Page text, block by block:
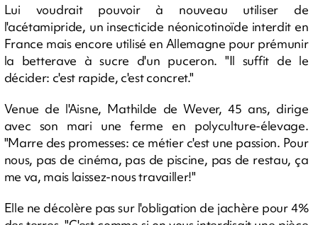
Lui voudrait pouvoir à nouveau utiliser de
l'acétamipride, un insecticide néonicotinoïde interdit en
France mais encore utilisé en Allemagne pour prémunir
la betterave à sucre d'un puceron. "Il suffit de le
décider: c'est rapide, c'est concret."
Venue de l'Aisne, Mathilde de Wever, 45 ans, dirige
avec son mari une ferme en polyculture-élevage.
"Marre des promesses: ce métier c'est une passion. Pour
nous, pas de cinéma, pas de piscine, pas de restau, ça
me va, mais laissez-nous travailler!"
Elle ne décolère pas sur l'obligation de jachère pour 4%